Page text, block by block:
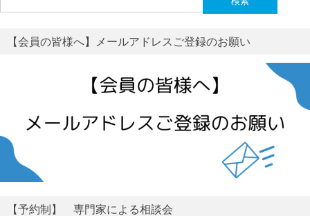
索:
【会員の皆様へ】メールアドレスご登録のお願い
【予約制】 専門家による相談会